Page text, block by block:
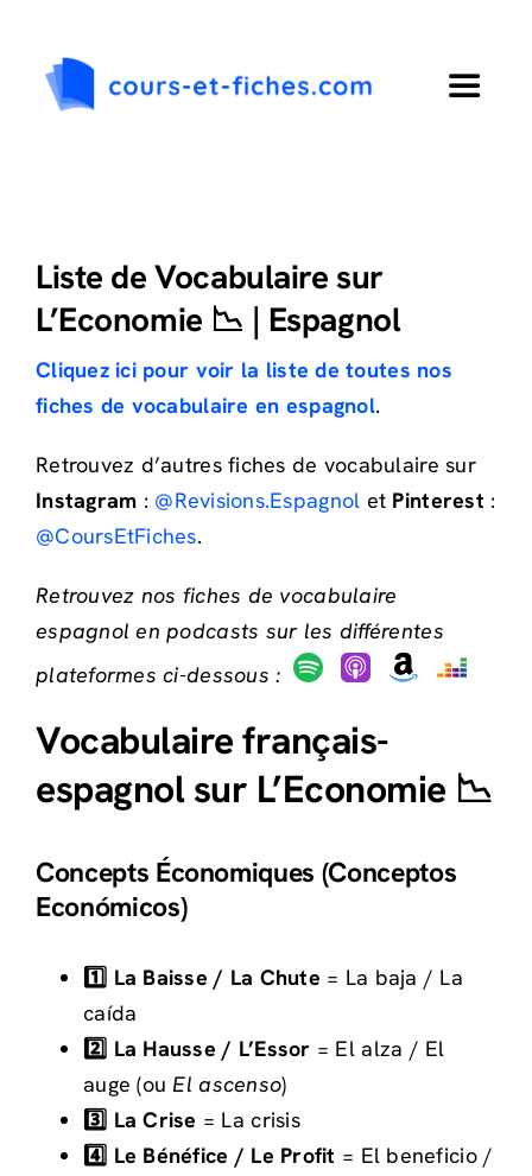
contenu
Toggle
Collège
Lycée
Langues
Liste de Vocabulaire sur
L’Economie 📉 | Espagnol
Cliquez ici pour voir la liste de toutes nos
fiches de vocabulaire en espagnol.
Retrouvez d’autres fiches de vocabulaire sur
Instagram : @Revisions.Espagnol et Pinterest :
@CoursEtFiches.
Retrouvez nos fiches de vocabulaire
espagnol en podcasts sur les différentes
plateformes ci-dessous :
Vocabulaire français-
espagnol sur L’Economie 📉
Concepts Économiques (Conceptos
Económicos)
1️⃣ La Baisse / La Chute = La baja / La
caída
2️⃣ La Hausse / L’Essor = El alza / El
auge (ouEl ascenso)
3️⃣ La Crise = La crisis
4️⃣ Le Bénéfice / Le Profit = El beneficio /